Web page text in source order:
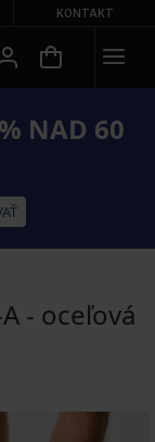
KONTAKT
NAD 60
- oceľová